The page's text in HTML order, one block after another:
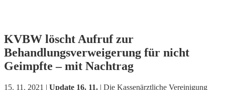
Skip
to
content
KVBW löscht Aufruf zur
Behandlungsverweigerung für nicht
Geimpfte – mit Nachtrag
15. 11. 2021 | Update 16. 11. | Die Kassenärztliche Vereinigung